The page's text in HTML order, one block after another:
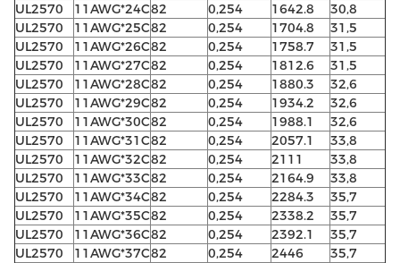
UL2570
11AWG*24C82 0,254 1642.8
30,8
UL2570
11AWG*25C82 0,254 1704.8
31,5
UL2570
11AWG*26C82 0,254 1758.7
31,5
UL2570
11AWG*27C82 0,254 1812.6
31,5
UL2570
11AWG*28C82 0,254 1880.3
32,6
UL2570
11AWG*29C82 0,254 1934.2
32,6
UL2570
11AWG*30C82 0,254 1988.1
32,6
UL2570
11AWG*31C82 0,254 2057.1
33,8
UL2570
11AWG*32C82 0,254 2111
33,8
UL2570
11AWG*33C82 0,254 2164.9
33,8
UL2570
11AWG*34C82 0,254 2284.3
35,7
UL2570
11AWG*35C82 0,254 2338.2
35,7
UL2570
11AWG*36C82 0,254 2392.1
35,7
UL2570
11AWG*37C82 0,254 2446 35,7